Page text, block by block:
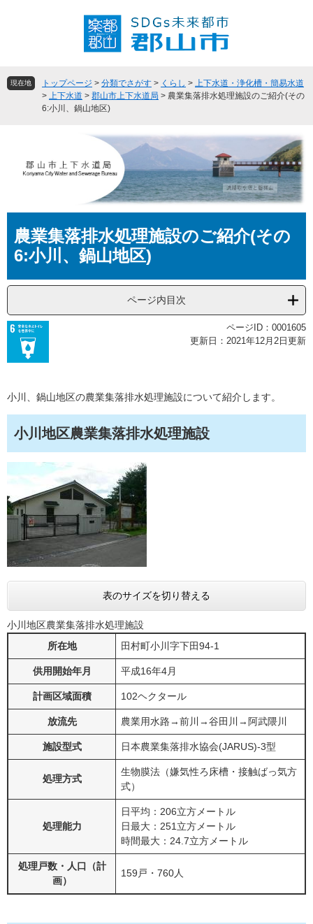
頭
飛現在地 トップページ > 分類でさがす > くらし > 上下水道・浄化槽・簡易水道
> 上下水道 > 郡山市上下水道局 > 農業集落排水処理施設のご紹介(その
6:小川、鍋山地区)
文農業集落排水処理施設のご紹介(その
6:小川、鍋山地区)
ページ内目次
ページID：0001605
更新日：2021年12月2日更新
小川、鍋山地区の農業集落排水処理施設について紹介します。
小川地区農業集落排水処理施設
表のサイズを切り替える
小川地区農業集落排水処理施設
所在地
田村町小川字下田94-1
供用開始年月 平成16年4月
計画区域面積 102ヘクタール
放流先 農業用水路→前川→谷田川→阿武隈川
施設型式 日本農業集落排水協会(JARUS)-3型
処理方式
生物膜法（嫌気性ろ床槽・接触ばっ気方
式）
処理能力
日平均：206立方メートル
日最大：251立方メートル
時間最大：24.7立方メートル
処理戸数・人口（計
画）
159戸・760人